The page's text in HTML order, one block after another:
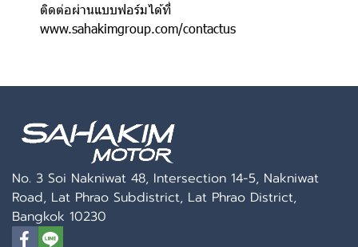
ติดต่อผ่านแบบฟอร์มได้ที่
www.sahakimgroup.com/contactus
No. 3 Soi Nakniwat 48, Intersection 14-5, Nakniwat
Road, Lat Phrao Subdistrict, Lat Phrao District,
Bangkok 10230